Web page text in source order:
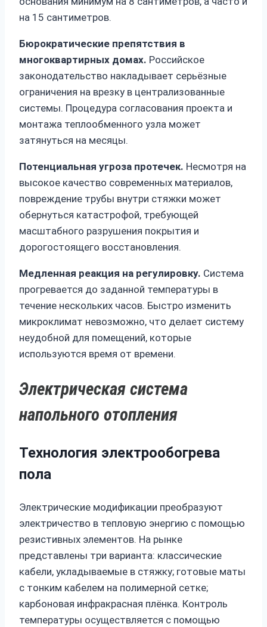
на 15 сантиметров.
Бюрократические препятствия в
многоквартирных домах. Российское
законодательство накладывает серьёзные
ограничения на врезку в централизованные
системы. Процедура согласования проекта и
монтажа теплообменного узла может
затянуться на месяцы.
Потенциальная угроза протечек. Несмотря на
высокое качество современных материалов,
повреждение трубы внутри стяжки может
обернуться катастрофой, требующей
масштабного разрушения покрытия и
дорогостоящего восстановления.
Медленная реакция на регулировку. Система
прогревается до заданной температуры в
течение нескольких часов. Быстро изменить
микроклимат невозможно, что делает систему
неудобной для помещений, которые
используются время от времени.
Электрическая система
напольного отопления
Технология электрообогрева
пола
Электрические модификации преобразуют
электричество в тепловую энергию с помощью
резистивных элементов. На рынке
представлены три варианта: классические
кабели, укладываемые в стяжку; готовые маты
с тонким кабелем на полимерной сетке;
карбоновая инфракрасная плёнка. Контроль
температуры осуществляется с помощью